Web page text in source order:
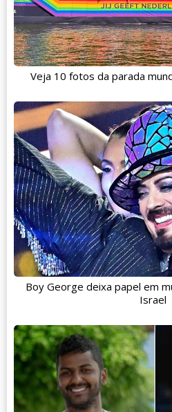
Veja 10 fotos da parada
Boy George deixa papel em
Israel